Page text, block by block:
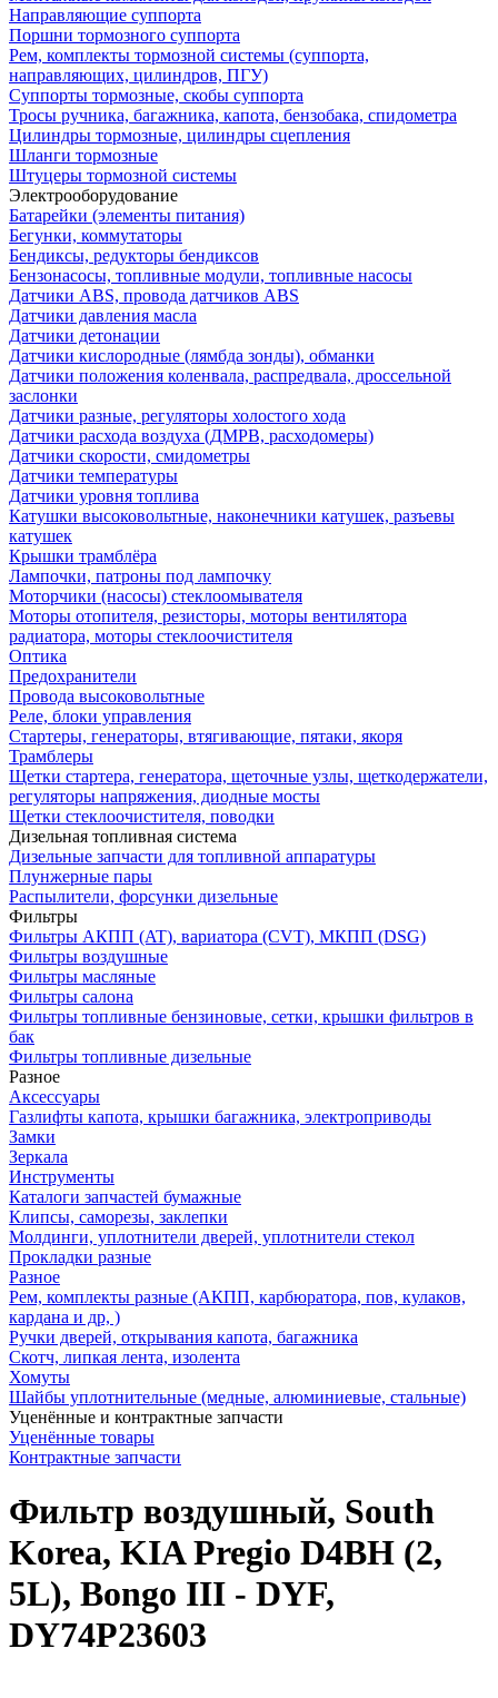
Направляющие суппорта
Поршни тормозного суппорта
Рем, комплекты тормозной системы (суппорта,
направляющих, цилиндров, ПГУ)
Суппорты тормозные, скобы суппорта
Тросы ручника, багажника, капота, бензобака, спидометра
Цилиндры тормозные, цилиндры сцепления
Шланги тормозные
Штуцеры тормозной системы
Электрооборудование
Батарейки (элементы питания)
Бегунки, коммутаторы
Бендиксы, редукторы бендиксов
Бензонасосы, топливные модули, топливные насосы
Датчики ABS, провода датчиков ABS
Датчики давления масла
Датчики детонации
Датчики кислородные (лямбда зонды), обманки
Датчики положения коленвала, распредвала, дроссельной
заслонки
Датчики разные, регуляторы холостого хода
Датчики расхода воздуха (ДМРВ, расходомеры)
Датчики скорости, смидометры
Датчики температуры
Датчики уровня топлива
Катушки высоковольтные, наконечники катушек, разъевы
катушек
Крышки трамблёра
Лампочки, патроны под лампочку
Моторчики (насосы) стеклоомывателя
Моторы отопителя, резисторы, моторы вентилятора
радиатора, моторы стеклоочистителя
Оптика
Предохранители
Провода высоковольтные
Реле, блоки управления
Стартеры, генераторы, втягивающие, пятаки, якоря
Трамблеры
Щетки стартера, генератора, щеточные узлы, щеткодержатели,
регуляторы напряжения, диодные мосты
Щетки стеклоочистителя, поводки
Дизельная топливная система
Дизельные запчасти для топливной аппаратуры
Плунжерные пары
Распылители, форсунки дизельные
Фильтры
Фильтры АКПП (AT), вариатора (CVT), МКПП (DSG)
Фильтры воздушные
Фильтры масляные
Фильтры салона
Фильтры топливные бензиновые, сетки, крышки фильтров в
бак
Фильтры топливные дизельные
Разное
Аксесcуары
Газлифты капота, крышки багажника, электроприводы
Замки
Зеркала
Инструменты
Каталоги запчастей бумажные
Клипсы, саморезы, заклепки
Молдинги, уплотнители дверей, уплотнители стекол
Прокладки разные
Разное
Рем, комплекты разные (АКПП, карбюратора, пов, кулаков,
кардана и др, )
Ручки дверей, открывания капота, багажника
Скотч, липкая лента, изолента
Хомуты
Шайбы уплотнительные (медные, алюминиевые, стальные)
Уценённые и контрактные запчасти
Уценённые товары
Контрактные запчасти
Фильтр воздушный, South
Korea, KIA Pregio D4BH (2,
5L), Bongo III - DYF,
DY74P23603